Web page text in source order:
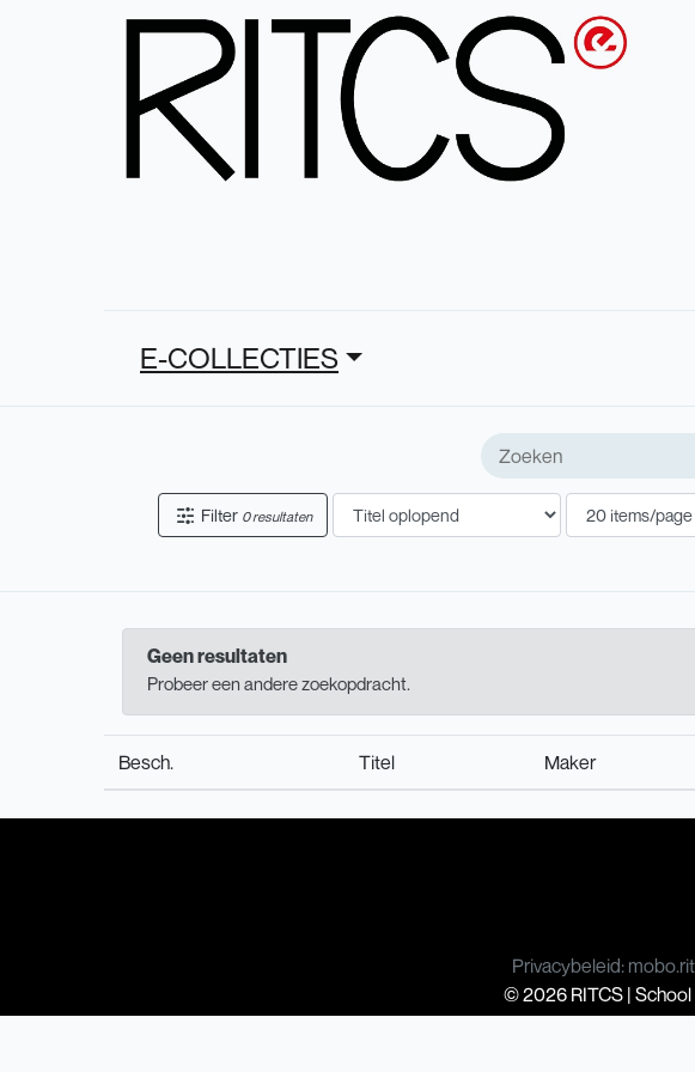
E-COLLECTIES
Filter 0 resultaten
Geen resultaten
Probeer een andere zoekopdracht.
Besch. Titel Maker
Privacybeleid:
© 2026 RITCS | School